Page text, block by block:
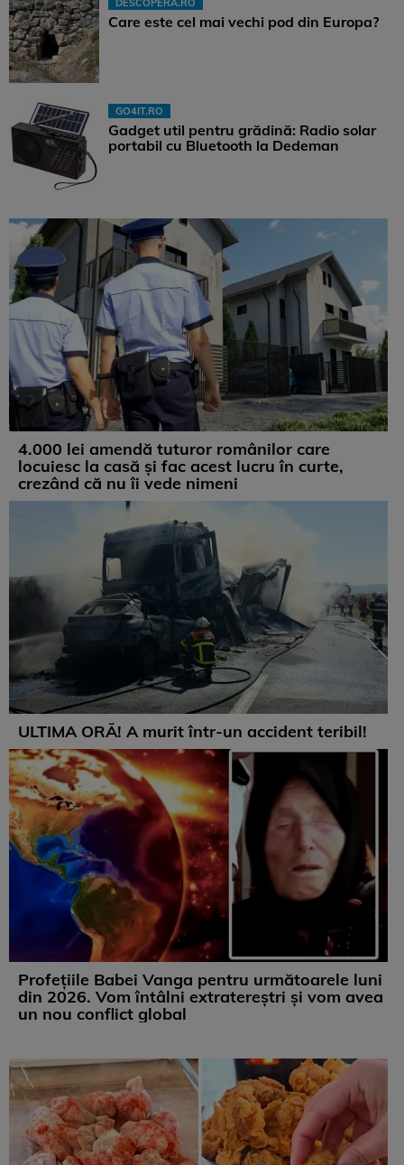
DESCOPERA.RO
Care este cel mai vechi pod din Europa?
GO4IT.RO
Gadget util pentru grădină: Radio solar
portabil cu Bluetooth la Dedeman
4.000 lei amendă tuturor românilor care
locuiesc la casă și fac acest lucru în curte,
crezând că nu îi vede nimeni
ULTIMA ORĂ! A murit într-un accident teribil!
Profețiile Babei Vanga pentru următoarele luni
din 2026. Vom întâlni extratereștri și vom avea
un nou conflict global